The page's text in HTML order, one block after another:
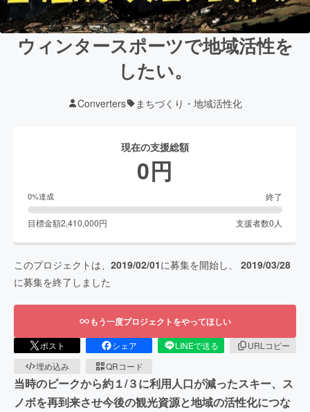
ウィンタースポーツで地域活性を
したい。
Converters まちづくり・地域活性化
現在の支援総額
0円
0%達成 終了
目標金額2,410,000円 支援者数0 人
このプロジェクトは、 2019/02/01に募集を開始し、 2019/03/28
に募集を終了しました
もう一度プロジェクトをやってほしい
ポスト シェア LINEで送る
URLコピー
埋め込み
QRコード
当時のピークから約１/３に利用人口が減ったスキー、ス
ノボを再到来させ今後の観光資源と地域の活性化につな